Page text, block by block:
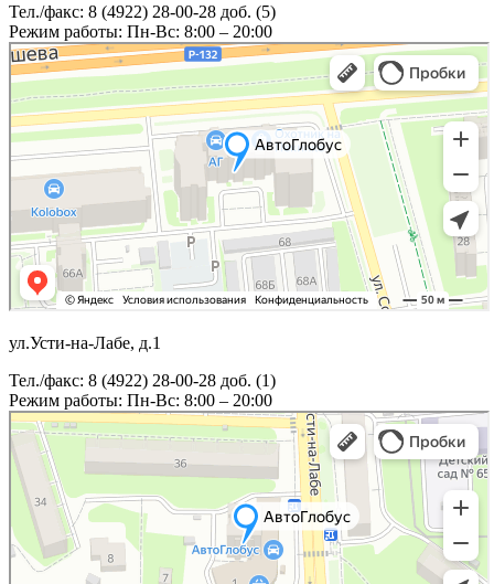
Тел./факс: 8 (4922) 28-00-28 доб. (5)
Режим работы: Пн-Вс: 8:00 – 20:00
ул.Усти-на-Лабе, д.1
Тел./факс: 8 (4922) 28-00-28 доб. (1)
Режим работы: Пн-Вс: 8:00 – 20:00